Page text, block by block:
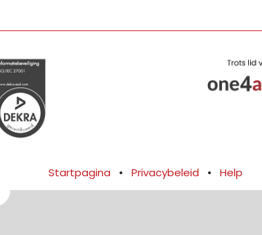
Startpagina • Privacybeleid • Help